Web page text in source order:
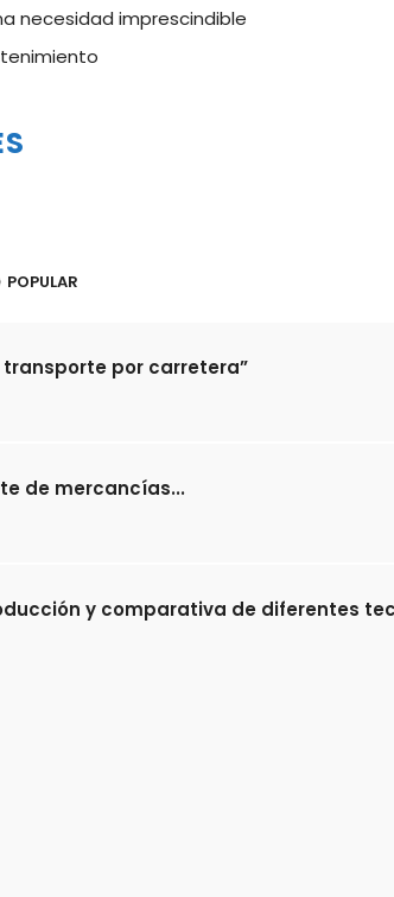
necesidad imprescindible
POPULAR
transporte por carretera”
de mercancías...
y comparativa de diferentes